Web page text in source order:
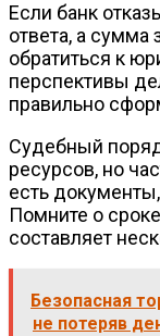
Если банк
ответа, а сумма
обратиться к
перспективы
правильно
Судебный
ресурсов, но
есть
Помните о
составляет
Безопасная
не потеряв